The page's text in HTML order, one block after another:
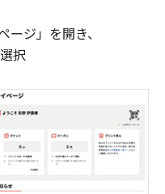
ジ」を開き、
択